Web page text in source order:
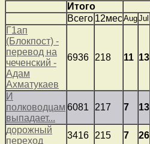
Итого
Всего 12месAugJul
Г1ап
(Блокпост) -
перевод на
чеченский -
Адам
Ахматукаев
6936 218 11 13
И
полководцам
выпадает...
6081 217 7 13
дорожный
переход
3416 215 7 26